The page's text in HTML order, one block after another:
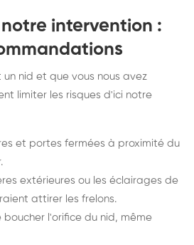
intervention :
nid et que vous nous avez
limiter les risques d'ici notre
et portes fermées à proximité du
extérieures ou les éclairages de
attirer les frelons.
l'orifice du nid, même